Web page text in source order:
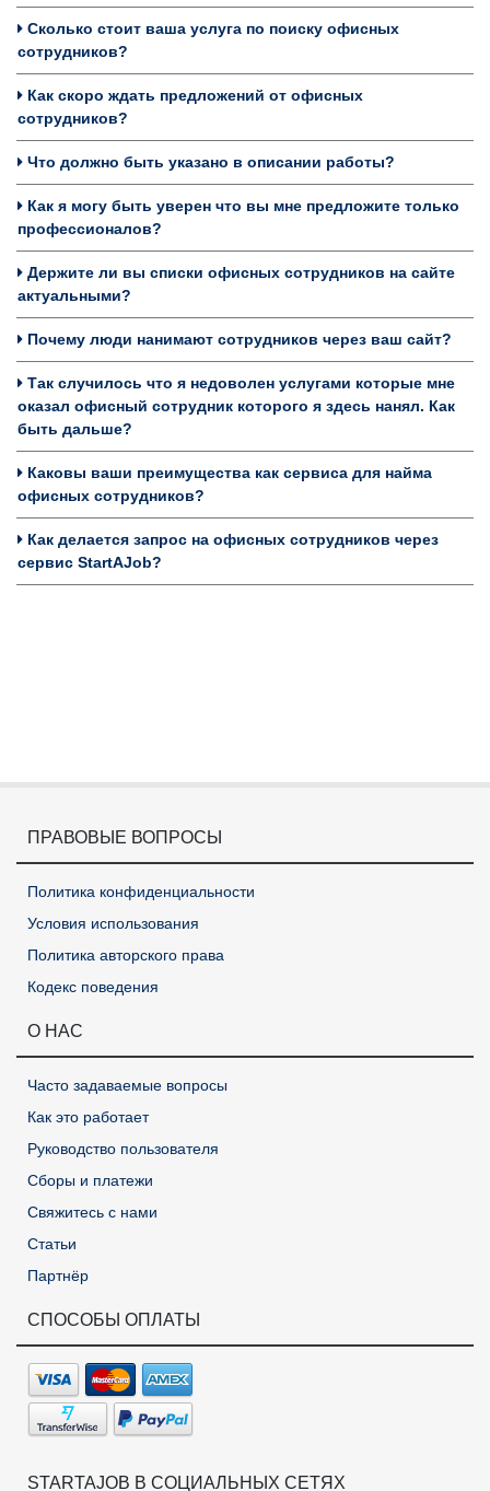
Сколько стоит ваша услуга по поиску офисных
сотрудников?
Как скоро ждать предложений от офисных
сотрудников?
Что должно быть указано в описании работы?
Как я могу быть уверен что вы мне предложите только
профессионалов?
Держите ли вы списки офисных сотрудников на сайте
актуальными?
Почему люди нанимают сотрудников через ваш сайт?
Так случилось что я недоволен услугами которые мне
оказал офисный сотрудник которого я здесь нанял. Как
быть дальше?
Каковы ваши преимущества как сервиса для найма
офисных сотрудников?
Как делается запрос на офисных сотрудников через
сервис StartAJob?
ПРАВОВЫЕ ВОПРОСЫ
Политика конфиденциальности
Условия использования
Политика авторского права
Кодекс поведения
О НАС
Часто задаваемые вопросы
Как это работает
Руководство пользователя
Сборы и платежи
Свяжитесь с нами
Статьи
Партнёр
СПОСОБЫ ОПЛАТЫ
STARTAJOB В СОЦИАЛЬНЫХ СЕТЯХ